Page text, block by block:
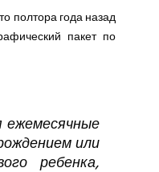
полтора года назад
пакет по
ежемесячные
или
ребенка,